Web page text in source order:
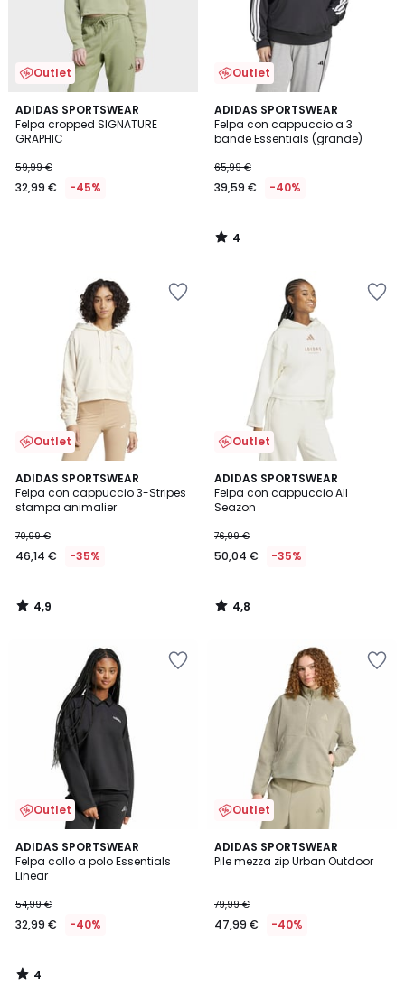
Outlet
ADIDAS SPORTSWEAR
Felpa cropped SIGNATURE
GRAPHIC
59,99 €
32,99 € -45%
Outlet
ADIDAS SPORTSWEAR
Felpa con cappuccio a 3
bande Essentials (grande)
65,99 €
39,59 € -40%
4
/
5
4
/
Outlet
ADIDAS SPORTSWEAR
Felpa con cappuccio 3-Stripes
stampa animalier
70,99 €
46,14 € -35%
4,9
/ 5
4,9
/
Outlet
ADIDAS SPORTSWEAR
Felpa con cappuccio All
Seazon
76,99 €
50,04 € -35%
4,8
/ 5
4,8
/
Outlet
ADIDAS SPORTSWEAR
Felpa collo a polo Essentials
Linear
54,99 €
32,99 € -40%
4
/
5
4
/
Outlet
ADIDAS SPORTSWEAR
Pile mezza zip Urban Outdoor
79,99 €
47,99 € -40%